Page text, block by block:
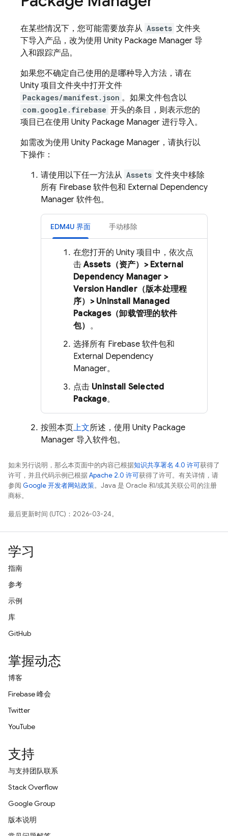
在某些情况下，您可能需要放弃从 Assets 文件夹
下导入产品，改为使用 Unity Package Manager 导
入和跟踪产品。
如果您不确定自己使用的是哪种导入方法，请在
Unity 项目文件夹中打开文件
Packages/manifest.json 。如果文件包含以
com.google.firebase 开头的条目，则表示您的
项目已在使用 Unity Package Manager 进行导入。
如需改为使用 Unity Package Manager，请执行以
下操作：
请使用以下任一方法从 Assets 文件夹中移除
所有 Firebase 软件包和 External Dependency
Manager 软件包。
EDM4U 界面 手动移除
在您打开的 Unity 项目中，依次点
击Assets（资产）> External
Dependency Manager >
Version Handler（版本处理程
序）> Uninstall Managed
Packages（卸载管理的软件
包） 。
选择所有 Firebase 软件包和
External Dependency
Manager。
点击 Uninstall Selected
Package。
按照本页上文所述，使用 Unity Package
Manager 导入软件包。
如未另行说明，那么本页面中的内容已根据知识共享署名 4.0 许可获得了
许可，并且代码示例已根据Apache 2.0 许可获得了许可。有关详情，请
参阅 Google 开发者网站政策。Java 是 Oracle 和/或其关联公司的注册
商标。
最后更新时间 (UTC)：2026-03-24。
学习
指南
参考
示例
库
GitHub
掌握动态
博客
Firebase 峰会
Twitter
YouTube
支持
与支持团队联系
Stack Overflow
Google Group
版本说明